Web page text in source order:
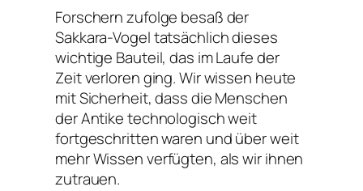
Forschern zufolge besaß der
Sakkara-Vogel tatsächlich dieses
wichtige Bauteil, das im Laufe der
Zeit verloren ging. Wir wissen heute
mit Sicherheit, dass die Menschen
der Antike technologisch weit
fortgeschritten waren und über weit
mehr Wissen verfügten, als wir ihnen
zutrauen.